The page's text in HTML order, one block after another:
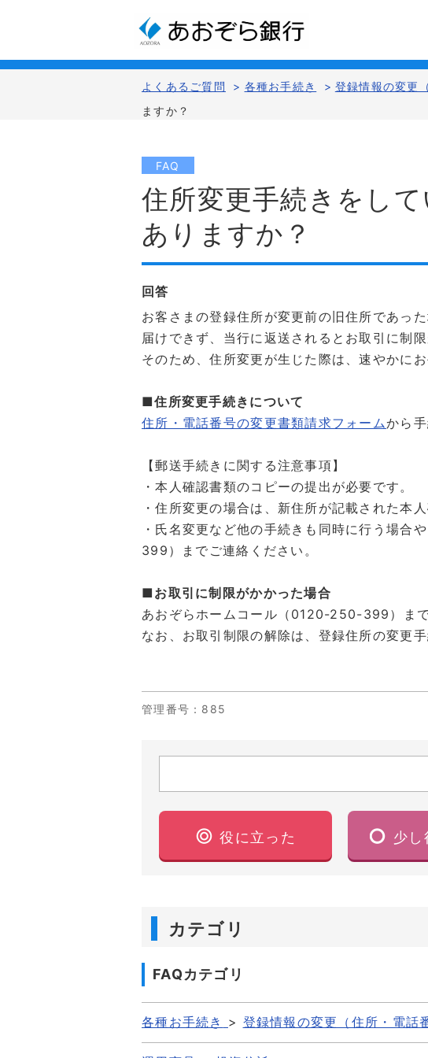
よくあるご質問 > 各種お手続き > 登録情報の変更
ますか？
FAQ
住所変更手続きをし
ありますか？
回答
お客さまの登録住所が変更前の旧住所であっ
届けできず、当行に返送されるとお取引に制
そのため、住所変更が生じた際は、速やかにお
■住所変更手続きについて
住所・電話番号の変更書類請求フォームから
【郵送手続きに関する注意事項】
・本人確認書類のコピーの提出が必要です。
・住所変更の場合は、新住所が記載された本
・氏名変更など他の手続きも同時に行う場
399）までご連絡ください。
■お取引に制限がかかった場合
あおぞらホームコール（0120-250-399）まで
なお、お取引制限の解除は、登録住所の変更手
管理番号 ：885
役に立った 少し
カテゴリ
FAQカテゴリ
各種お手続き > 登録情報の変更（住所・電話